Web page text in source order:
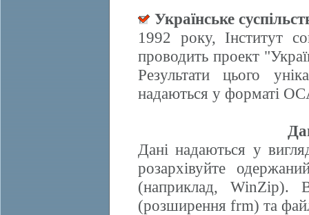
Українське
1992 року, Інститут
проводить проект
Результати цього
надаються у форматі
Дані надаються у
розархівуйте
(наприклад, WinZip).
(розширення frm) та